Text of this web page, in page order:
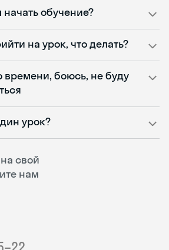
свой
нам
обучение?
на урок, что делать?
времени, боюсь, не буду
урок?